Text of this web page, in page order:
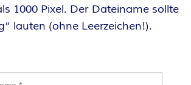
1000 Pixel. Der Dateiname sollte
lauten (ohne Leerzeichen!).